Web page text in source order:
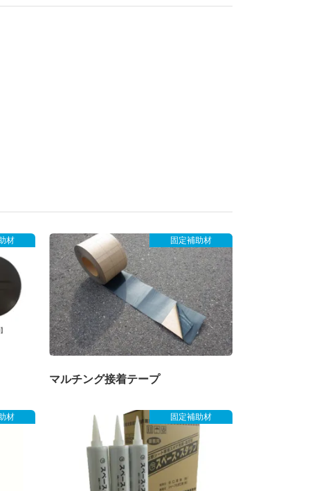
材 固定補助材
マルチング接着テープ
材 固定補助材